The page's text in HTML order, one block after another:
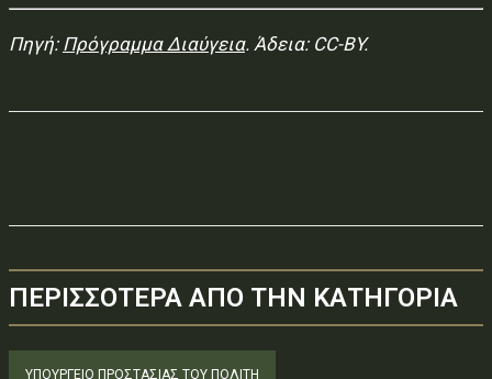
Πηγή: Πρόγραμμα Διαύγεια. Άδεια: CC-BY.
ΠΕΡΙΣΣΟΤΕΡΑ ΑΠΟ ΤΗΝ ΚΑΤΗΓΟΡΙΑ
ΥΠΟΥΡΓΕΊΟ ΠΡΟΣΤΑΣΊΑΣ ΤΟΥ ΠΟΛΊΤΗ